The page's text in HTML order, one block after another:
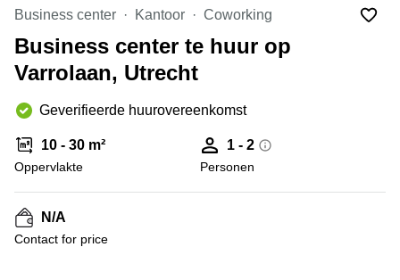
Hengelo
Hilversum
Hoofddorp
Deventer
Rotterdam
Tiel
Zwolle
Bodegraven-
Reeuwijk
Business
center
Arnhem
Business
Amsterdam
Westpoort
Business
center
Hilversum
Business center Kantoor Coworking
Business center te huur op
Varrolaan, Utrecht
Geverifieerde huurovereenkomst
10 - 30 m²
Oppervlakte
1 - 2
Personen
N/A
Contact for price